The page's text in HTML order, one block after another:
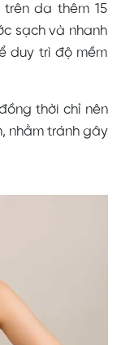
da thêm 15
sạch và nhanh
duy trì độ mềm
thời chỉ nên
nhằm tránh gây